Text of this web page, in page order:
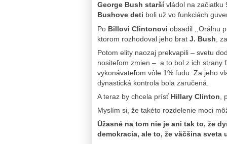
George Bush staršívládol na začiatku
Bushove deti boli už vo funkciách
Po Billovi Clintonovi obsadil ,,Orálnu
ktorom rozhodoval jeho brat J. Bush ,
Potom elity naozaj prekvapili – svetu
nositeľom zmien – a to bol z ich strany
vykonávateľom vôle 1% ľudu. Za jeho
dynastická kontrola bola zaručená.
A teraz by chcela prísť Hillary Clinton
Myslím si, že takéto rozdelenie moci
Úžasné na tom nie je ani tak to, že
demokracia, ale to, že väčšina